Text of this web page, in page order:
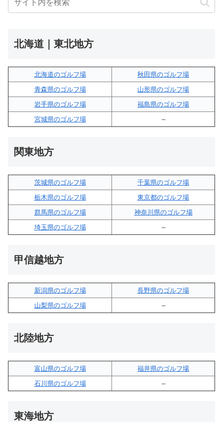
北海道｜東北地方
北海道のゴルフ場
秋田県のゴルフ場
青森県のゴルフ場
山形県のゴルフ場
岩手県のゴルフ場
福島県のゴルフ場
宮城県のゴルフ場
–
関東地方
茨城県のゴルフ場
千葉県のゴルフ場
栃木県のゴルフ場
東京都のゴルフ場
群馬県のゴルフ場
神奈川県のゴルフ場
埼玉県のゴルフ場
–
甲信越地方
新潟県のゴルフ場
長野県のゴルフ場
山梨県のゴルフ場
–
北陸地方
富山県のゴルフ場
福井県のゴルフ場
石川県のゴルフ場
–
東海地方